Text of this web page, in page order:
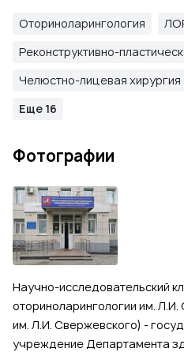
Оториноларингология
Реконструктивно-
Челюстно-лицевая хирургия
Еще 16
Фотографии
Научно-исследовательский
оториноларингологии им.
им. Л.И. Свержевского) -
учреждение Департамента